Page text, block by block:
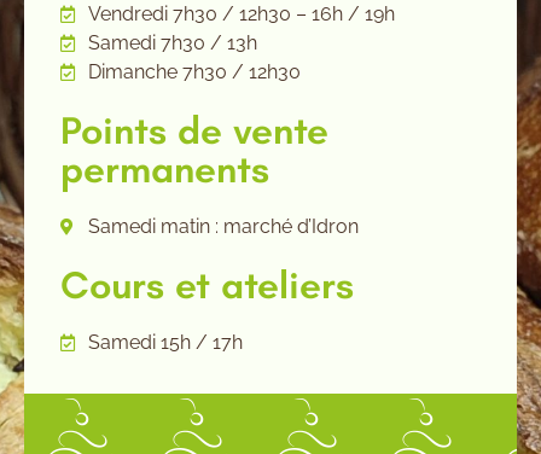
Vendredi 7h30 / 12h30 – 16h / 19h
Samedi 7h30 / 13h
Dimanche 7h30 / 12h30
Points de vente
permanents
Samedi matin : marché d’Idron
Cours et ateliers
Samedi 15h / 17h